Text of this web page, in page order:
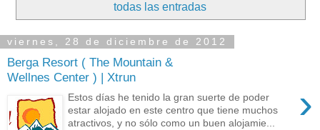
todas las entradas
viernes, 28 de diciembre de 2012
Berga Resort ( The Mountain &
Wellnes Center ) | Xtrun
›
Estos días he tenido la gran suerte de poder
estar alojado en este centro que tiene muchos
atractivos, y no sólo como un buen alojamie...